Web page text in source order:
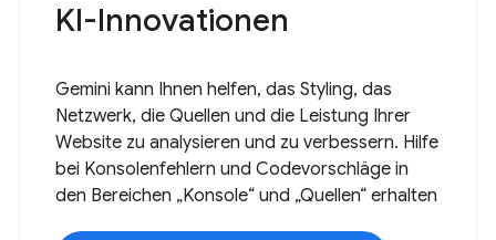
KI-Innovationen
Gemini kann Ihnen helfen, das Styling, das
Netzwerk, die Quellen und die Leistung Ihrer
Website zu analysieren und zu verbessern. Hilfe
bei Konsolenfehlern und Codevorschläge in
den Bereichen „Konsole“ und „Quellen“ erhalten